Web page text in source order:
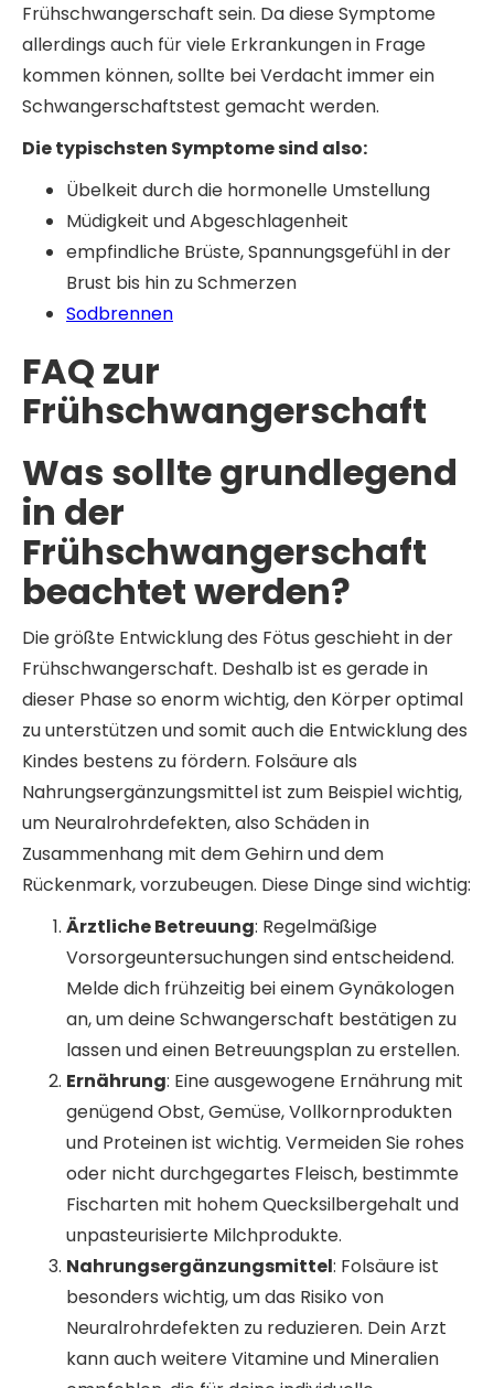
Frühschwangerschaft sein. Da diese Symptome
allerdings auch für viele Erkrankungen in Frage
kommen können, sollte bei Verdacht immer ein
Schwangerschaftstest gemacht werden.
Die typischsten Symptome sind also:
Übelkeit durch die hormonelle Umstellung
Müdigkeit und Abgeschlagenheit
empfindliche Brüste, Spannungsgefühl in der
Brust bis hin zu Schmerzen
Sodbrennen
FAQ zur
Frühschwangerschaft
Was sollte grundlegend
in der
Frühschwangerschaft
beachtet werden?
Die größte Entwicklung des Fötus geschieht in der
Frühschwangerschaft. Deshalb ist es gerade in
dieser Phase so enorm wichtig, den Körper optimal
zu unterstützen und somit auch die Entwicklung des
Kindes bestens zu fördern. Folsäure als
Nahrungsergänzungsmittel ist zum Beispiel wichtig,
um Neuralrohrdefekten, also Schäden in
Zusammenhang mit dem Gehirn und dem
Rückenmark, vorzubeugen. Diese Dinge sind wichtig:
Ärztliche Betreuung: Regelmäßige
Vorsorgeuntersuchungen sind entscheidend.
Melde dich frühzeitig bei einem Gynäkologen
an, um deine Schwangerschaft bestätigen zu
lassen und einen Betreuungsplan zu erstellen.
Ernährung: Eine ausgewogene Ernährung mit
genügend Obst, Gemüse, Vollkornprodukten
und Proteinen ist wichtig. Vermeiden Sie rohes
oder nicht durchgegartes Fleisch, bestimmte
Fischarten mit hohem Quecksilbergehalt und
unpasteurisierte Milchprodukte.
Nahrungsergänzungsmittel: Folsäure ist
besonders wichtig, um das Risiko von
Neuralrohrdefekten zu reduzieren. Dein Arzt
kann auch weitere Vitamine und Mineralien